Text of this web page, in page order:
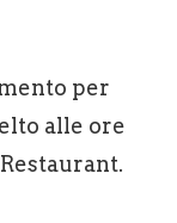
per
alle ore